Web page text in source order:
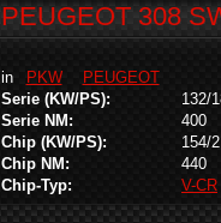
PEUGEOT 308
in PKW
PEUGEOT
Serie (KW/PS):
132/
Serie NM:
400
Chip (KW/PS):
154/
Chip NM:
440
Chip-Typ:
V-CR